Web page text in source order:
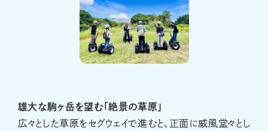
雄大な駒ヶ岳を望む「絶景の草原」
広々とした草原をセグウェイで進むと、正面に威風堂々とし